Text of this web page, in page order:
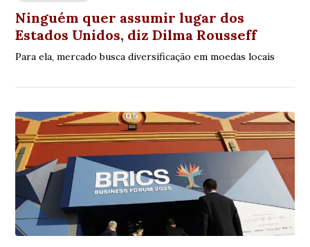
Ninguém quer assumir lugar dos
Estados Unidos, diz Dilma Rousseff
Para ela, mercado busca diversificação em moedas locais